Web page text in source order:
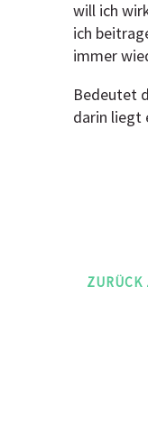
will ich
ich
immer
Bedeutet
darin liegt
ZURÜCK